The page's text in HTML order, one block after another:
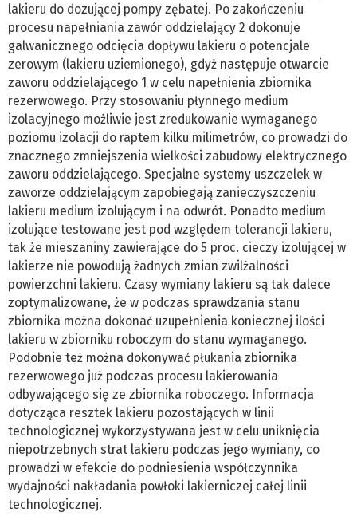
lakieru do dozującej pompy zębatej. Po zakończeniu
procesu napełniania zawór oddzielający 2 dokonuje
galwanicznego odcięcia dopływu lakieru o potencjale
zerowym (lakieru uziemionego), gdyż następuje otwarcie
zaworu oddzielającego 1 w celu napełnienia zbiornika
rezerwowego. Przy stosowaniu płynnego medium
izolacyjnego możliwie jest zredukowanie wymaganego
poziomu izolacji do raptem kilku milimetrów, co prowadzi do
znacznego zmniejszenia wielkości zabudowy elektrycznego
zaworu oddzielającego. Specjalne systemy uszczelek w
zaworze oddzielającym zapobiegają zanieczyszczeniu
lakieru medium izolującym i na odwrót. Ponadto medium
izolujące testowane jest pod względem tolerancji lakieru,
tak że mieszaniny zawierające do 5 proc. cieczy izolującej w
lakierze nie powodują żadnych zmian zwilżalności
powierzchni lakieru. Czasy wymiany lakieru są tak dalece
zoptymalizowane, że w podczas sprawdzania stanu
zbiornika można dokonać uzupełnienia koniecznej ilości
lakieru w zbiorniku roboczym do stanu wymaganego.
Podobnie też można dokonywać płukania zbiornika
rezerwowego już podczas procesu lakierowania
odbywającego się ze zbiornika roboczego. Informacja
dotycząca resztek lakieru pozostających w linii
technologicznej wykorzystywana jest w celu uniknięcia
niepotrzebnych strat lakieru podczas jego wymiany, co
prowadzi w efekcie do podniesienia współczynnika
wydajności nakładania powłoki lakierniczej całej linii
technologicznej.